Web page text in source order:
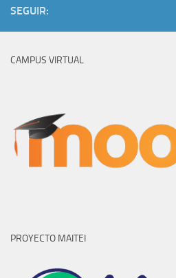
SEGUIR:
CAMPUS VIRTUAL
PROYECTO MAITEI